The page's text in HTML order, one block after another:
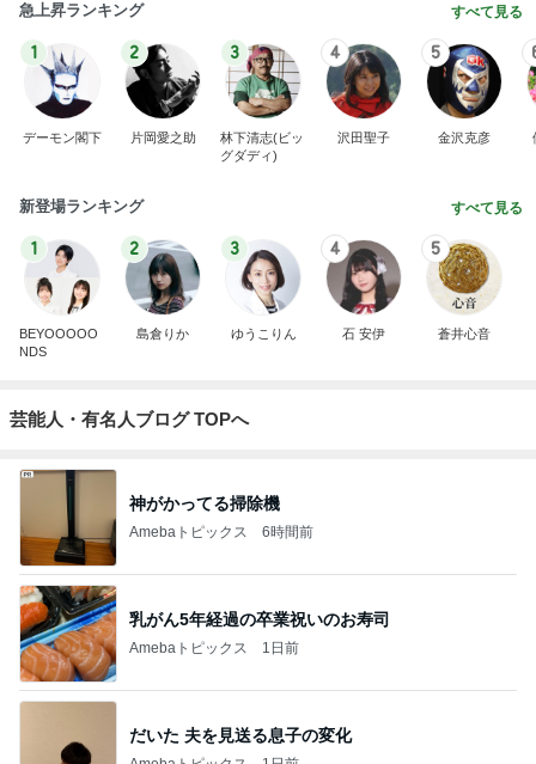
急上昇ランキング すべて見る
1
デーモン閣下
2
片岡愛之助
3
林下清志(ビッ
グダディ)
4
沢田聖子
5
金沢克彦
新登場ランキング すべて見る
1
BEYOOOOO
NDS
2
島倉りか
3
ゆうこりん
4
石 安伊
5
蒼井心音
芸能人・有名人ブログ TOPへ
神がかってる掃除機
Amebaトピックス 6時間前
乳がん5年経過の卒業祝いのお寿司
Amebaトピックス 1日前
だいた 夫を見送る息子の変化